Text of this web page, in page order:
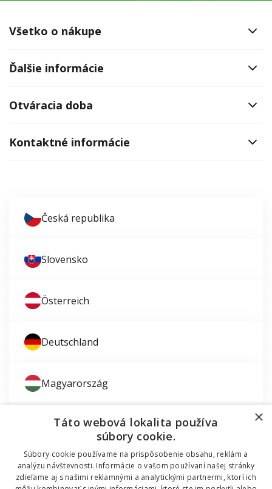
Všetko o nákupe
Ďalšie informácie
Otváracia doba
Kontaktné informácie
Česká republika
Slovensko
Österreich
Deutschland
Magyarország
© 2011 - 2026 TT HOLDING, a.s. Už 12 rokov vám
Zaujíma vás montáž okien?
×
Táto webová lokalita používa
súbory cookie.
Súbory cookie používame na prispôsobenie obsahu, reklám a
analýzu návštevnosti. Informácie o vašom používaní našej stránky
zdieľame aj s našimi reklamnými a analytickými partnermi, ktorí ich